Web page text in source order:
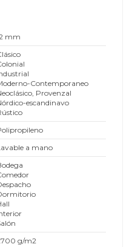
mm
Contemporaneo
Provenzal
escandinavo
a mano
g/m2